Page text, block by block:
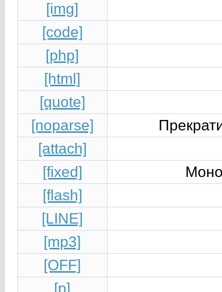
[img]
[code]
[php]
[html]
[quote]
[noparse]
[attach]
[fixed]
[flash]
[LINE]
[mp3]
[OFF]
[p]